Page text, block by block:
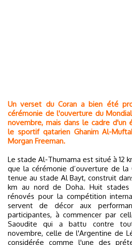
Un verset du Coran a bien été prononcé au cours de la
cérémonie de l'ouverture du
novembre, mais dans le cadre d'un
le sportif qatarien Ghanim Al-
Morgan Freeman.
Le stade Al-Thumama est situé à 12
que la cérémonie d’ouverture de la
tenue au stade Al Bayt, construit
km au nord de Doha. Huit
rénovés pour la compétition
servent de décor aux
participantes, à commencer par
Saoudite qui a battu contre
novembre, celle de l'Argentine de
considérée comme l'une des